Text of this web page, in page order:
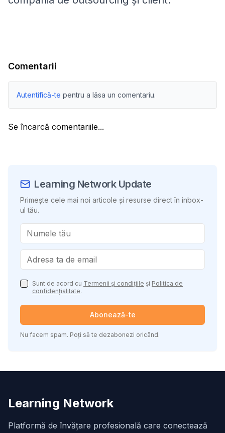
Comentarii
Autentifică-te pentru a lăsa un comentariu.
Se încarcă comentariile...
Learning Network Update
Primește cele mai noi articole și resurse direct în inbox-
ul tău.
Sunt de acord cu Termenii și condițiile și Politica de
confidențialitate.
Abonează-te
Nu facem spam. Poți să te dezabonezi oricând.
Learning Network
Platformă de învățare profesională care conectează